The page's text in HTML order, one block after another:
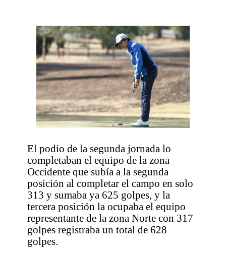
El podio de la segunda jornada lo
completaban el equipo de la zona
Occidente que subía a la segunda
posición al completar el campo en solo
313 y sumaba ya 625 golpes, y la
tercera posición la ocupaba el equipo
representante de la zona Norte con 317
golpes registraba un total de 628
golpes.